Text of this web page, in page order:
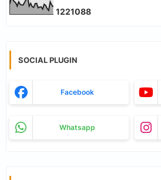
1221088
SOCIAL PLUGIN
Facebook
Whatsapp